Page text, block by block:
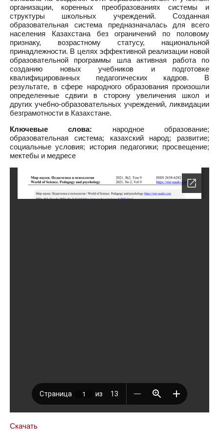
организации, коренных преобразованиях системы и
структуры школьных учреждений. Созданная
образовательная система предназначалась для всего
населения Казахстана без ограничений по половому
признаку, возрастному статусу, национальной
принадлежности. В целях эффективной реализации новой
образовательной программы шла активная работа по
созданию новых учебников и подготовке
квалифицированных педагогических кадров. В
результате, в сфере народного образования произошли
определенные сдвиги в сторону увеличения школ и
других учебно-образовательных учреждений, ликвидации
безграмотности в Казахстане.
Ключевые слова: народное образование;
образовательная система; казахский народ; развитие;
социальные условия; история педагогики; просвещение;
мектебы и медресе
Скачать